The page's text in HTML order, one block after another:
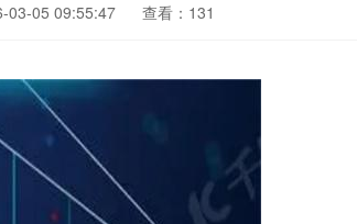
03-05 09:55:47 查看：131